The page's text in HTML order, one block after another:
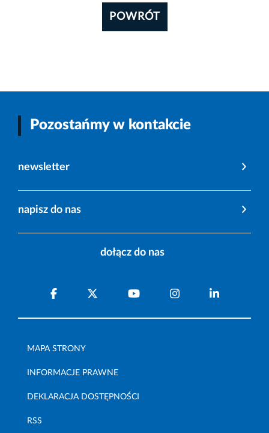
POWRÓT
Pozostańmy w kontakcie
newsletter
napisz do nas
dołącz do nas
MAPA STRONY
INFORMACJE PRAWNE
DEKLARACJA DOSTĘPNOŚCI
RSS